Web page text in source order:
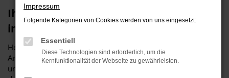
Ihren Škoda für Ingolstadt erhalten Sie
im Autohaus Stiglmayr
Herzlich willkommen bei Autohaus Stiglmayr – Ihre erste
Anlaufstelle für exzellente Škoda-Fahrzeuge für Ingolstadt
und Umgebung! Unser renommiertes Autohaus ist stolz
Impressum
Folgende Kategorien von Cookies werden von uns eingesetzt:
Essentiell
Diese Technologien sind erforderlich, um die
Kernfunktionalität der Webseite zu gewährleisten.